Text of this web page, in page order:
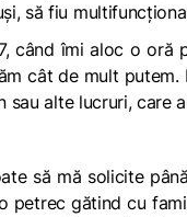
să fiu
când îmi aloc o
cât de mult
alte lucruri, care
să mă solicite
petrec gătind cu